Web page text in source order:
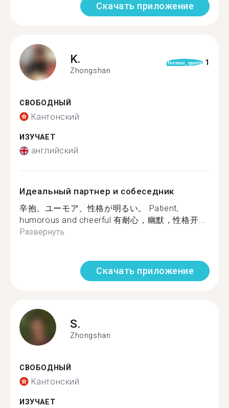
Скачать приложение
K.
Zhongshan
format_quote 1
СВОБОДНЫЙ
Кантонский
ИЗУЧАЕТ
английский
Идеальный партнер и собеседник
辛抱、ユーモア、性格が明るい。 Patient,
humorous and cheerful 有耐心，幽默，性格开...
Развернуть
Скачать приложение
S.
Zhongshan
СВОБОДНЫЙ
Кантонский
ИЗУЧАЕТ